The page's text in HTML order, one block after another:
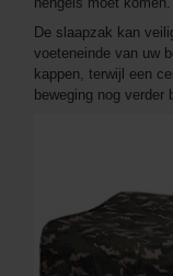
De slaapzak kan
voeteneinde van uw
kappen, terwijl een
beweging nog verder